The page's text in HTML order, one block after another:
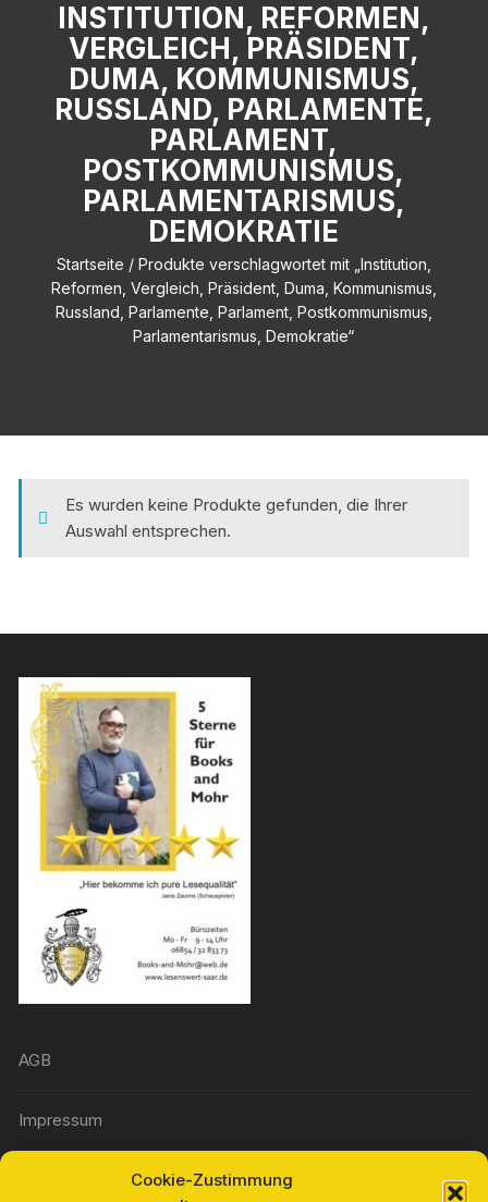
Cookie-Zustimmung
INSTITUTION, REFORMEN,
VERGLEICH, PRÄSIDENT,
DUMA, KOMMUNISMUS,
RUSSLAND, PARLAMENTE,
PARLAMENT,
POSTKOMMUNISMUS,
PARLAMENTARISMUS,
DEMOKRATIE
Startseite / Produkte verschlagwortet mit „Institution,
Reformen, Vergleich, Präsident, Duma, Kommunismus,
Russland, Parlamente, Parlament, Postkommunismus,
Parlamentarismus, Demokratie“
Es wurden keine Produkte gefunden, die Ihrer
Auswahl entsprechen.
AGB
Impressum
Widerrufsbelehrung